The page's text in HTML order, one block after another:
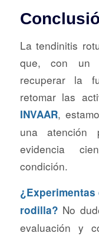
La tendinitis
que, con un
recuperar la
retomar las
INVAAR,
una atención
evidencia
condición.
rodilla? No
evaluación y